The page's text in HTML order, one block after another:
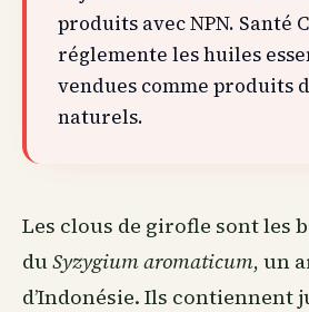
produits avec NPN. Santé
réglemente les huiles
vendues comme produits
naturels.
Les clous de girofle sont les
duSyzygium aromaticum, un
d’Indonésie. Ils contiennent